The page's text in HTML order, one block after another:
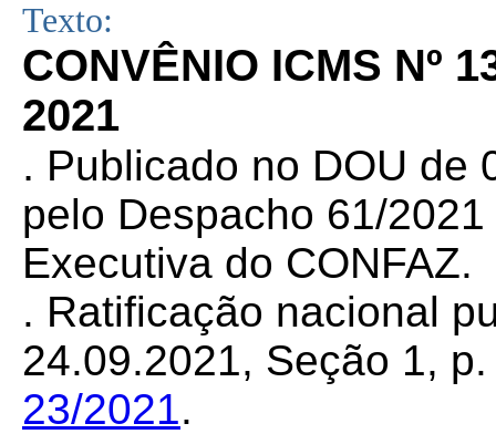
Texto:
CONVÊNIO ICMS Nº
2021
. Publicado no DOU de
pelo Despacho 61/
Executiva do CONFAZ.
. Ratificação nacional
24.09.2021, Seção 1,
23/2021.